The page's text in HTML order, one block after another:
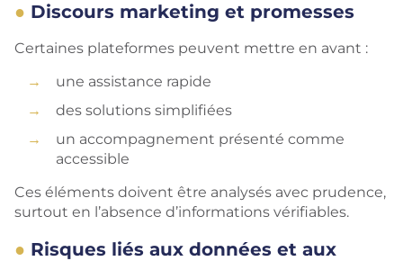
Discours marketing et promesses
Certaines plateformes peuvent mettre en avant :
une assistance rapide
des solutions simplifiées
un accompagnement présenté comme
accessible
Ces éléments doivent être analysés avec prudence,
surtout en l’absence d’informations vérifiables.
Risques liés aux données et aux